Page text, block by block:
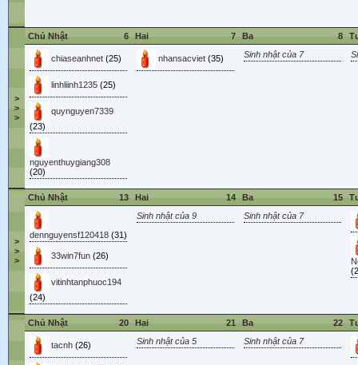
>
>
>
6
Chủ Nhật
chiaseanhnet (25)
linhliinh1235 (25)
quynguyen7339
(23)
nguyenthuygiang308
(20)
7
Hai
nhansacviet (35)
8
Ba
Sinh nhật của 7
>
>
>
13
Chủ Nhật
dennguyensf120418 (31)
33win7fun (26)
vitinhtanphuoc194
(24)
14
Hai
Sinh nhật của 9
15
Ba
Sinh nhật của 7
20
Chủ Nhật
tacnh (26)
21
Hai
Sinh nhật của 5
22
Ba
Sinh nhật của 7